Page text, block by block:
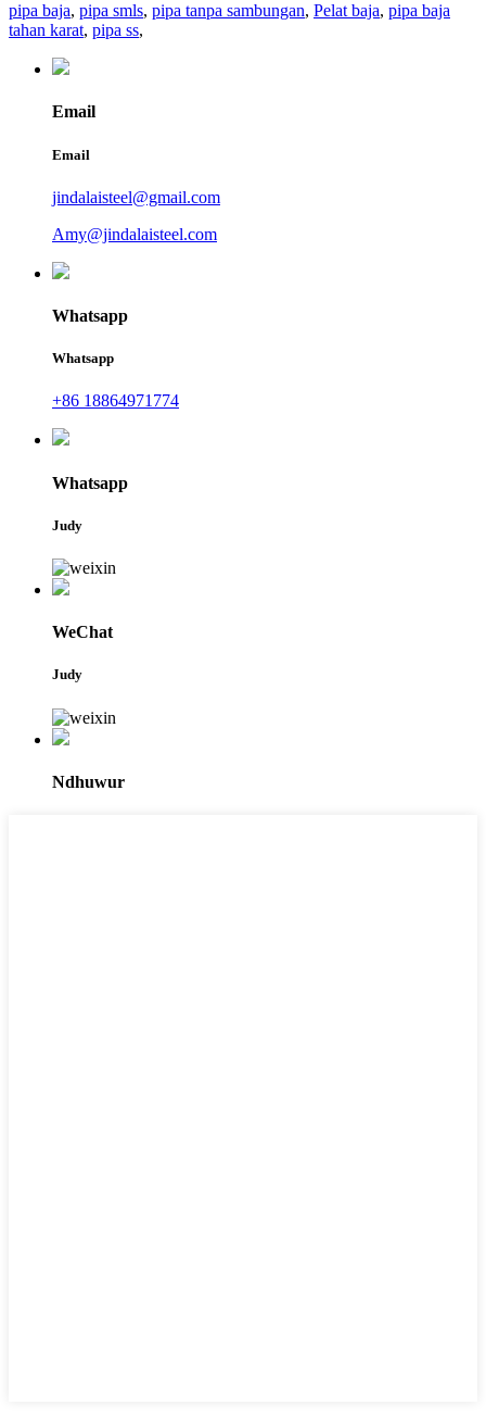
pipa baja, pipa smls, pipa tanpa sambungan, Pelat baja, pipa baja
tahan karat, pipa ss,
Email
Email
jindalaisteel@gmail.com
Amy@jindalaisteel.com
Whatsapp
Whatsapp
+86 18864971774
Whatsapp
Judy
WeChat
Judy
Ndhuwur